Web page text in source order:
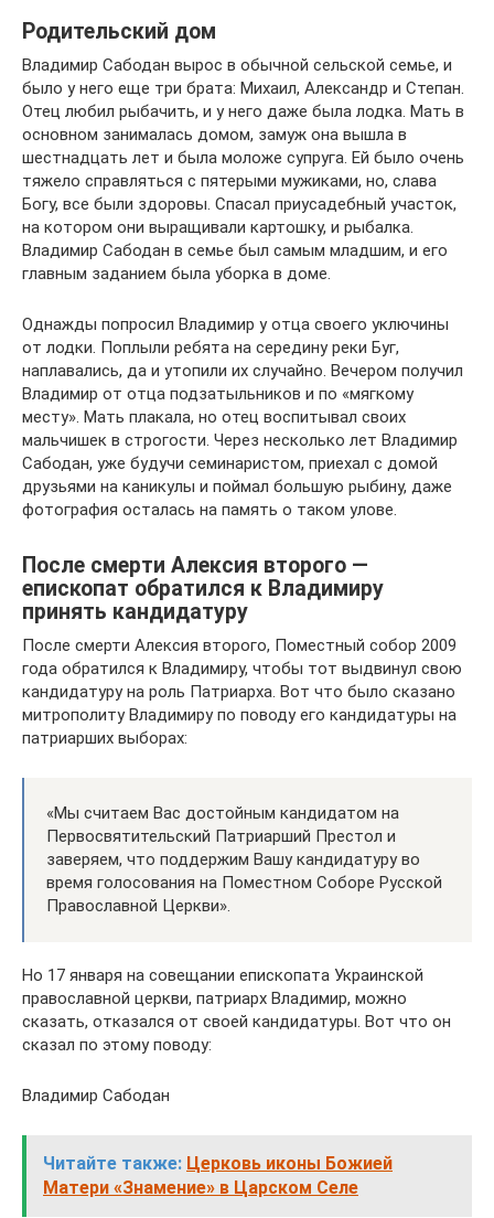
Родительский дом
Владимир Сабодан вырос в обычной сельской семье, и
было у него еще три брата: Михаил, Александр и Степан.
Отец любил рыбачить, и у него даже была лодка. Мать в
основном занималась домом, замуж она вышла в
шестнадцать лет и была моложе супруга. Ей было очень
тяжело справляться с пятерыми мужиками, но, слава
Богу, все были здоровы. Спасал приусадебный участок,
на котором они выращивали картошку, и рыбалка.
Владимир Сабодан в семье был самым младшим, и его
главным заданием была уборка в доме.
Однажды попросил Владимир у отца своего уключины
от лодки. Поплыли ребята на середину реки Буг,
наплавались, да и утопили их случайно. Вечером получил
Владимир от отца подзатыльников и по «мягкому
месту». Мать плакала, но отец воспитывал своих
мальчишек в строгости. Через несколько лет Владимир
Сабодан, уже будучи семинаристом, приехал с домой
друзьями на каникулы и поймал большую рыбину, даже
фотография осталась на память о таком улове.
После смерти Алексия второго —
епископат обратился к Владимиру
принять кандидатуру
После смерти Алексия второго, Поместный собор 2009
года обратился к Владимиру, чтобы тот выдвинул свою
кандидатуру на роль Патриарха. Вот что было сказано
митрополиту Владимиру по поводу его кандидатуры на
патриарших выборах:
«Мы считаем Вас достойным кандидатом на
Первосвятительский Патриарший Престол и
заверяем, что поддержим Вашу кандидатуру во
время голосования на Поместном Соборе Русской
Православной Церкви».
Но 17 января на совещании епископата Украинской
православной церкви, патриарх Владимир, можно
сказать, отказался от своей кандидатуры. Вот что он
сказал по этому поводу:
Владимир Сабодан
Читайте также: Церковь иконы Божией
Матери «Знамение» в Царском Селе